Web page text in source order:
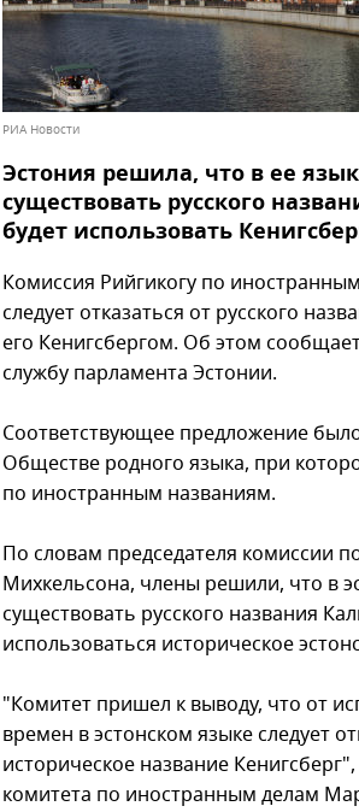
РИА Новости
Эстония решила, что в ее
существовать русского
будет использовать
Комиссия Рийгикогу по
следует отказаться от русского
его Кенигсбергом. Об этом
службу парламента Эстонии.
Соответствующее предложение
Обществе родного языка, при
по иностранным названиям.
По словам председателя комиссии
Михкельсона, члены решили, что в
существовать русского названия
использоваться историческое
"Комитет пришел к выводу, что от
времен в эстонском языке следует
историческое название
комитета по иностранным делам